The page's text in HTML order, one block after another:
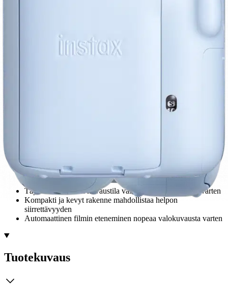
Tarkista myymäläsaatavuus
Sisäänrakennettu salama, jossa on hidas synkronointi ja
Täysautomaattinen kuvaustila vaivatonta valokuvausta varten
Kompakti ja kevyt rakenne mahdollistaa helpon
siirrettävyyden
Automaattinen filmin eteneminen nopeaa valokuvausta varten
Tuotekuvaus